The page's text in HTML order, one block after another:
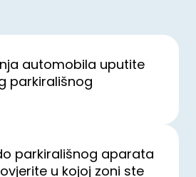
automobila uputite
parkirališnog
parkirališnog aparata
u kojoj zoni ste